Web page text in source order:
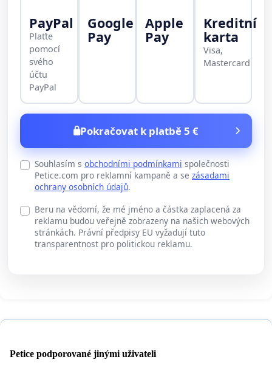
PayPal
Plaťte
pomocí
svého
účtu
PayPal
Google
Pay
Apple
Pay
Kreditní
karta
Visa,
Mastercard
Pokračovat k platbě 5 €
Souhlasím s obchodními podmínkami společnosti
Petice.com pro reklamní kampaně a se zásadami
ochrany osobních údajů.
Beru na vědomí, že mé jméno a částka zaplacená za
reklamu budou veřejně zobrazeny na našich webových
stránkách. Právní předpisy EU vyžadují tuto
transparentnost pro politickou reklamu.
Petice podporované jinými uživateli